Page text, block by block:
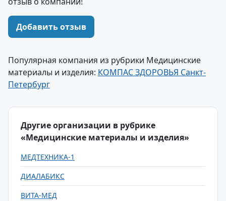
Добавить отзыв
Популярная компания из рубрики Медицинские
материалы и изделия: КОМПАС ЗДОРОВЬЯ Санкт-
Петербург
Другие организации в рубрике
«Медицинские материалы и изделия»
МЕДТЕХНИКА-1
ДИАЛАБИКС
ВИТА-МЕД